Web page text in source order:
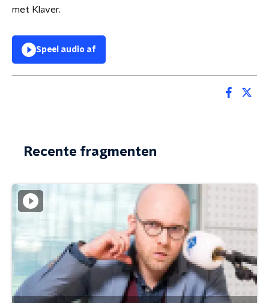
met Klaver.
Speel audio af
Recente fragmenten